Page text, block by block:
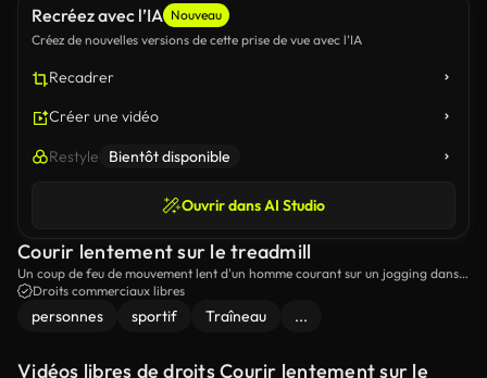
Recréez avec l’IA Nouveau
Créez de nouvelles versions de cette prise de vue avec l’IA
Recadrer
Créer une vidéo
Restyle Bientôt disponible
Ouvrir dans AI Studio
Courir lentement sur le treadmill
Un coup de feu de mouvement lent d'un homme courant sur un jogging dans
le gymnase.
Droits commerciaux libres
personnes sportif Traîneau ...
Vidéos libres de droits Courir lentement sur le